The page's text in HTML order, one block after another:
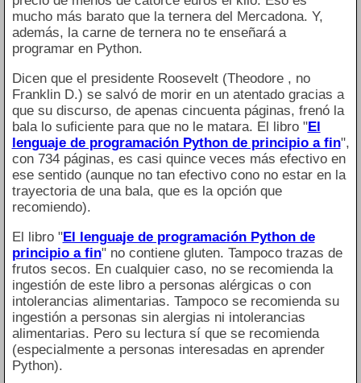
mucho más barato que la ternera del Mercadona. Y,
además, la carne de ternera no te enseñará a
programar en Python.
Dicen que el presidente Roosevelt (Theodore , no
Franklin D.) se salvó de morir en un atentado gracias a
que su discurso, de apenas cincuenta páginas, frenó la
bala lo suficiente para que no le matara. El libro "El
lenguaje de programación Python de principio a fin",
con 734 páginas, es casi quince veces más efectivo en
ese sentido (aunque no tan efectivo cono no estar en la
trayectoria de una bala, que es la opción que
recomiendo).
El libro "El lenguaje de programación Python de
principio a fin" no contiene gluten. Tampoco trazas de
frutos secos. En cualquier caso, no se recomienda la
ingestión de este libro a personas alérgicas o con
intolerancias alimentarias. Tampoco se recomienda su
ingestión a personas sin alergias ni intolerancias
alimentarias. Pero su lectura sí que se recomienda
(especialmente a personas interesadas en aprender
Python).